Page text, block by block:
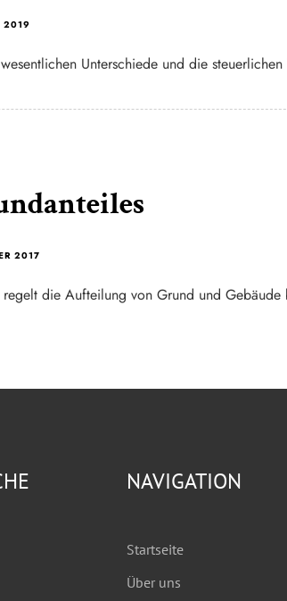
2019
Unterschiede und die
2017
die Aufteilung von Grund und
NAVIGATION
Startseite
Über uns